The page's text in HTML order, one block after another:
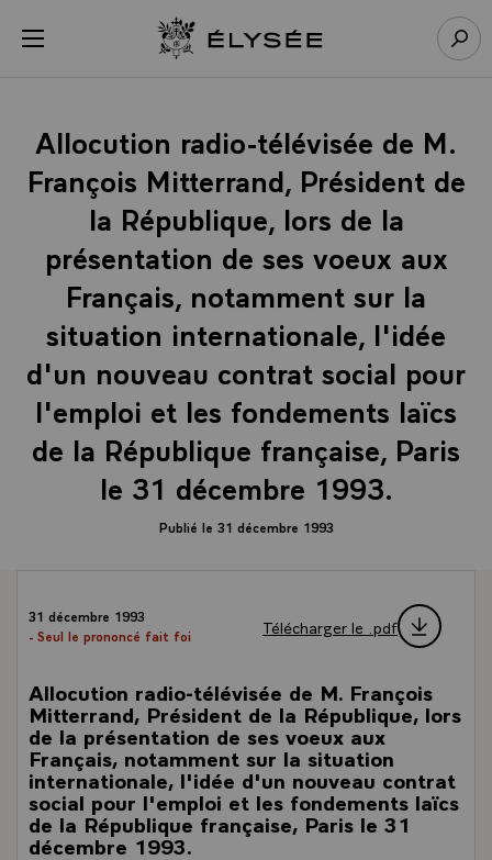
menu Retour à l’accueil Élysée
Allocution radio-télévisée de M.
François Mitterrand, Président de
la République, lors de la
présentation de ses voeux aux
Français, notamment sur la
situation internationale, l'idée
d'un nouveau contrat social pour
l'emploi et les fondements laïcs
de la République française, Paris
le 31 décembre 1993.
Publié le 31 décembre 1993
31 décembre 1993
- Seul le prononcé fait foi
Télécharger le .pdf
Allocution radio-télévisée de M. François
Mitterrand, Président de la République, lors
de la présentation de ses voeux aux
Français, notamment sur la situation
internationale, l'idée d'un nouveau contrat
social pour l'emploi et les fondements laïcs
de la République française, Paris le 31
décembre 1993.
Panneau de gestion des cookies